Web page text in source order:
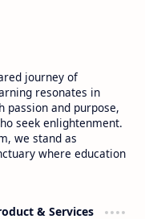
journey of
resonates in
passion and purpose,
seek enlightenment.
we stand as
where education
& Services